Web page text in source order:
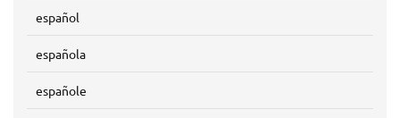
español
española
españole